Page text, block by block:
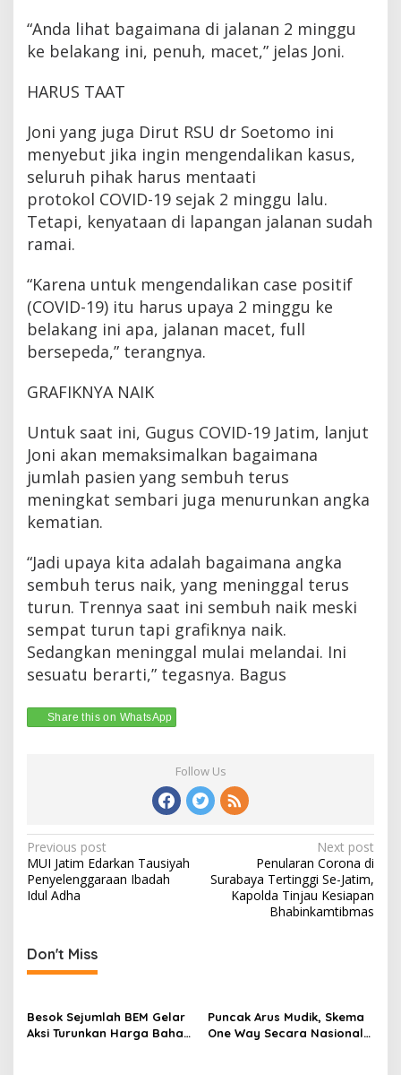
“Anda lihat bagaimana di jalanan 2 minggu
ke belakang ini, penuh, macet,” jelas Joni.
HARUS TAAT
Joni yang juga Dirut RSU dr Soetomo ini
menyebut jika ingin mengendalikan kasus,
seluruh pihak harus mentaati
protokol COVID-19 sejak 2 minggu lalu.
Tetapi, kenyataan di lapangan jalanan sudah
ramai.
“Karena untuk mengendalikan case positif
(COVID-19) itu harus upaya 2 minggu ke
belakang ini apa, jalanan macet, full
bersepeda,” terangnya.
GRAFIKNYA NAIK
Untuk saat ini, Gugus COVID-19 Jatim, lanjut
Joni akan memaksimalkan bagaimana
jumlah pasien yang sembuh terus
meningkat sembari juga menurunkan angka
kematian.
“Jadi upaya kita adalah bagaimana angka
sembuh terus naik, yang meninggal terus
turun. Trennya saat ini sembuh naik meski
sempat turun tapi grafiknya naik.
Sedangkan meninggal mulai melandai. Ini
sesuatu berarti,” tegasnya. Bagus
Share this on WhatsApp
Follow Us
Post
navigation
Previous post
MUI Jatim Edarkan Tausiyah
Penyelenggaraan Ibadah
Idul Adha
Next post
Penularan Corona di
Surabaya Tertinggi Se-Jatim,
Kapolda Tinjau Kesiapan
Bhabinkamtibmas
Don't Miss
Besok Sejumlah BEM Gelar
Aksi Turunkan Harga Bahan
Puncak Arus Mudik, Skema
One Way Secara Nasional